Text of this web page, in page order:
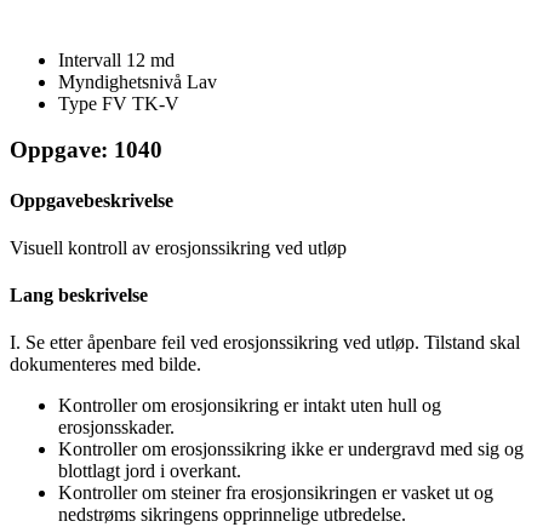
Intervall 12 md
Myndighetsnivå Lav
Type FV TK-V
Oppgave: 1040
Oppgavebeskrivelse
Visuell kontroll av erosjonssikring ved utløp
Lang beskrivelse
I. Se etter åpenbare feil ved erosjonssikring ved utløp. Tilstand skal
dokumenteres med bilde.
Kontroller om erosjonsikring er intakt uten hull og
erosjonsskader.
Kontroller om erosjonssikring ikke er undergravd med sig og
blottlagt jord i overkant.
Kontroller om steiner fra erosjonsikringen er vasket ut og
nedstrøms sikringens opprinnelige utbredelse.